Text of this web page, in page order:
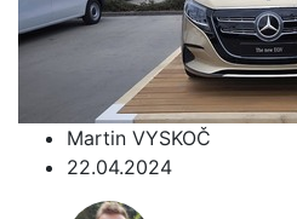
Martin VYSKOČ
22.04.2024